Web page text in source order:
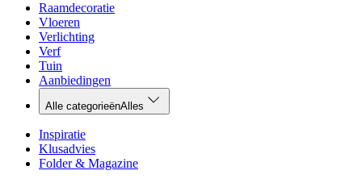
Raamdecoratie
Vloeren
Verlichting
Verf
Tuin
Aanbiedingen
Alle categorieënAlles
Inspiratie
Klusadvies
Folder & Magazine